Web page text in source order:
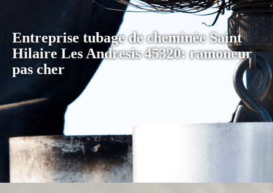
Entreprise tubage de cheminée Saint
Hilaire Les Andresis 45320: ramoneur
pas cher